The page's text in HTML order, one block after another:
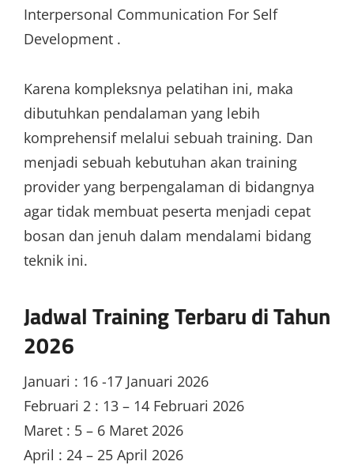
Interpersonal Communication For Self
Development .
Karena kompleksnya pelatihan ini, maka
dibutuhkan pendalaman yang lebih
komprehensif melalui sebuah training. Dan
menjadi sebuah kebutuhan akan training
provider yang berpengalaman di bidangnya
agar tidak membuat peserta menjadi cepat
bosan dan jenuh dalam mendalami bidang
teknik ini.
Jadwal Training Terbaru di Tahun
2026
Januari : 16 -17 Januari 2026
Februari 2 : 13 – 14 Februari 2026
Maret : 5 – 6 Maret 2026
April : 24 – 25 April 2026